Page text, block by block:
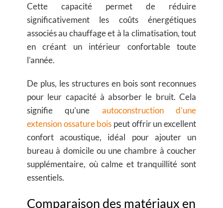
Cette capacité permet de réduire
significativement les coûts énergétiques
associés au chauffage et à la climatisation, tout
en créant un intérieur confortable toute
l’année.
De plus, les structures en bois sont reconnues
pour leur capacité à absorber le bruit. Cela
signifie qu’une autoconstruction d’une
extension ossature bois peut offrir un excellent
confort acoustique, idéal pour ajouter un
bureau à domicile ou une chambre à coucher
supplémentaire, où calme et tranquillité sont
essentiels.
Comparaison des matériaux en